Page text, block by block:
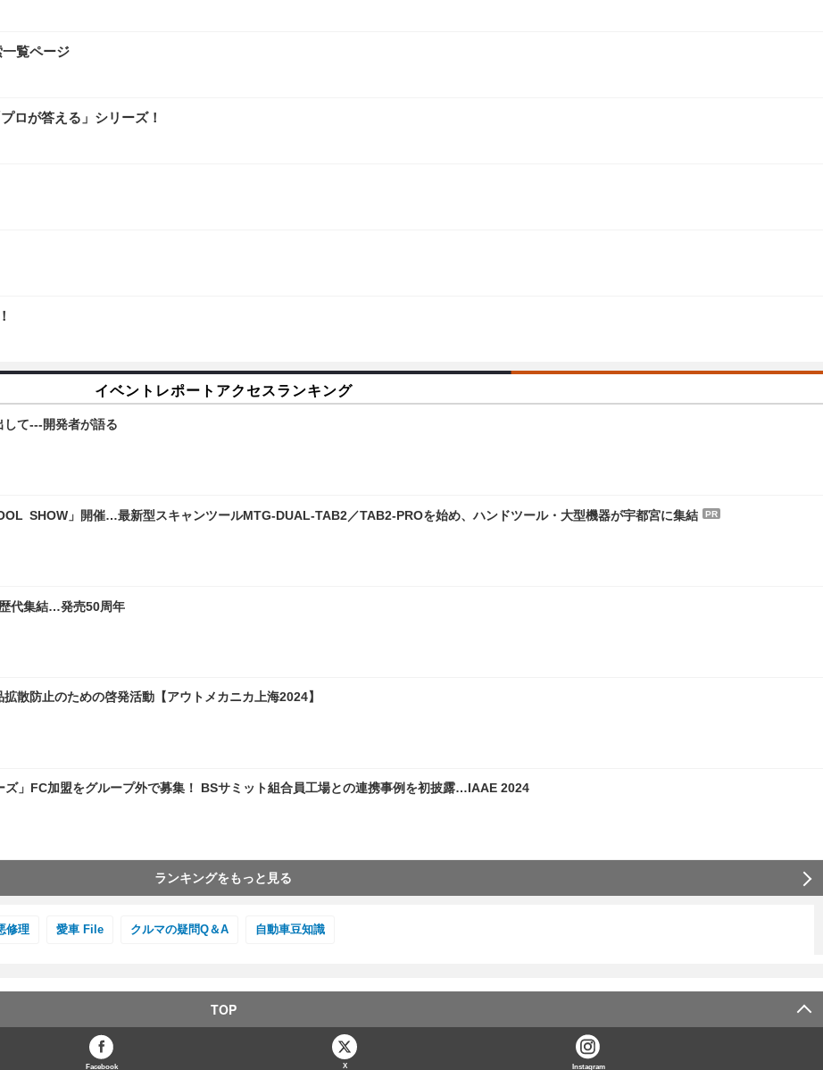
覧ページ
ロが答える」シリーズ！
イベントレポートアクセスランキング
して---開発者が語る
SHOW」開催…最新型スキャンツールMTG-DUAL-TAB2／TAB2-PROを始め、ハンドツール・大型機器が宇都宮に集結 PR
代集結…発売50周年
散防止のための啓発活動【アウトメカニカ上海2024】
」FC加盟をグループ外で募集！ BSサミット組合員工場との連携事例を初披露…IAAE 2024
ランキングをもっと見る
修理 愛車 File クルマの疑問Q＆A 自動車豆知識
TOP
Facebook X Instagram